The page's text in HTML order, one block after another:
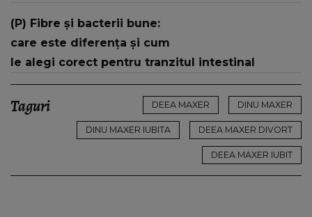
(P) Fibre și bacterii bune:
care este diferența și cum
le alegi corect pentru tranzitul intestinal
Taguri DEEA MAXER DINU MAXER
DINU MAXER IUBITA DEEA MAXER DIVORT
DEEA MAXER IUBIT